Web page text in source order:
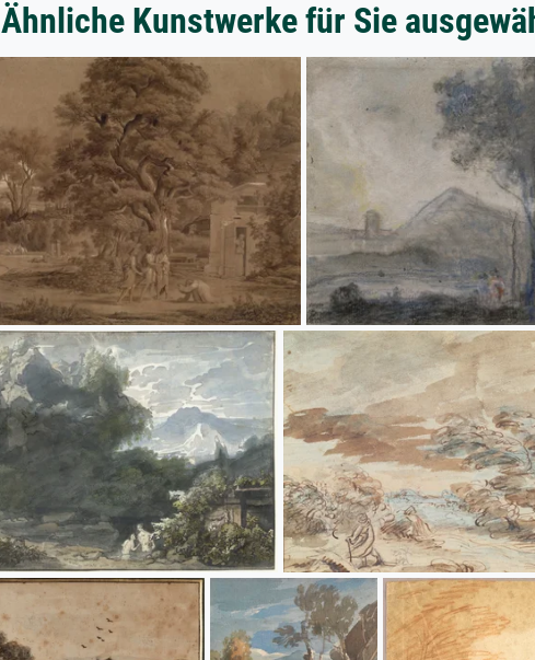
Ähnliche Kunstwerke für Sie